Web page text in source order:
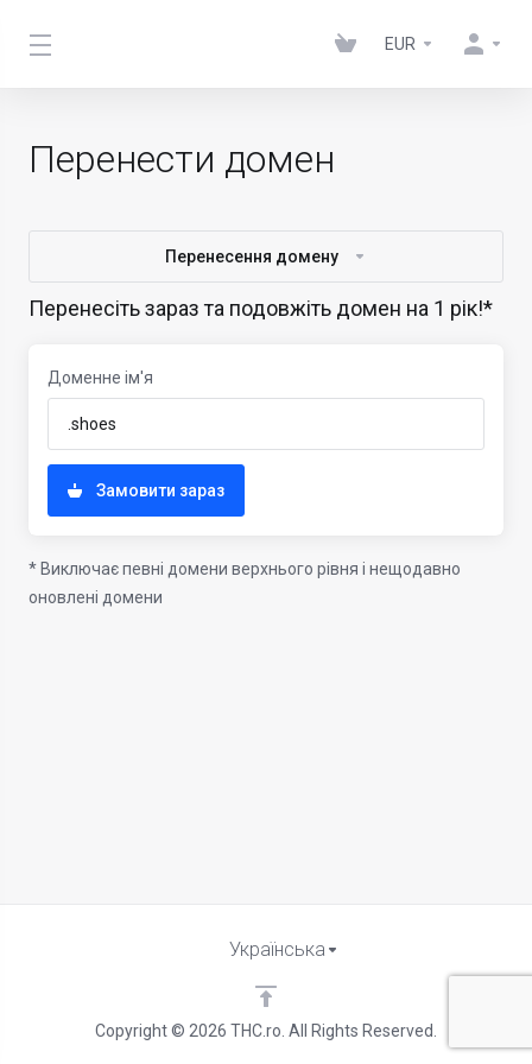
EUR
Перенести домен
Перенесення домену
Перенесіть зараз та подовжіть домен на 1 рік!*
Доменне ім'я
Замовити зараз
* Виключає певні домени верхнього рівня і нещодавно
оновлені домени
Copyright © 2026 THC.ro. All Rights Reserved.
Українська